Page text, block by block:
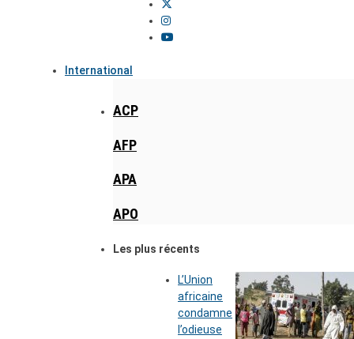
International
ACP
AFP
APA
APO
Les plus récents
L’Union
africaine
condamne
l’odieuse